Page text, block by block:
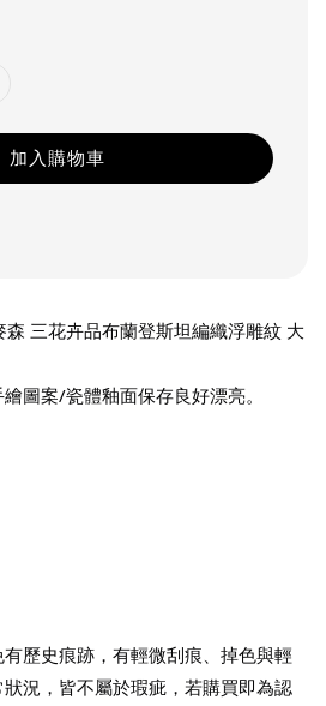
加入購物車
森 三花卉品布蘭登斯坦編織浮雕紋 大
繪圖案/瓷體釉面保存良好漂亮。
有歷史痕跡，有輕微刮痕、掉色與輕
況，皆不屬於瑕疵，若購買即為認